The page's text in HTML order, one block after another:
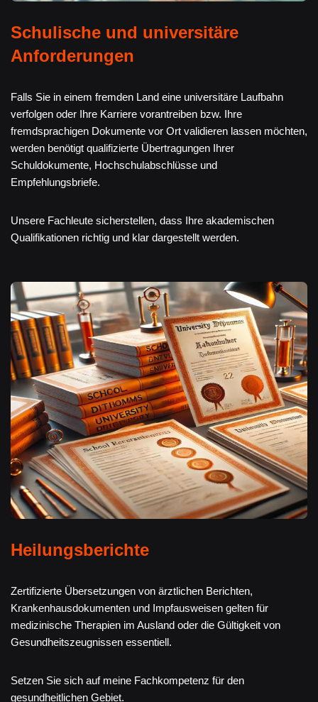
Schulische und universitäre
Anforderungen
Falls Sie in einem fremden Land eine universitäre Laufbahn
verfolgen oder Ihre Karriere vorantreiben bzw. Ihre
fremdsprachigen Dokumente vor Ort validieren lassen möchten,
werden benötigt qualifizierte Übertragungen Ihrer
Schuldokumente, Hochschulabschlüsse und
Empfehlungsbriefe.
Unsere Fachleute sicherstellen, dass Ihre akademischen
Qualifikationen richtig und klar dargestellt werden.
Heilungsberichte
Zertifizierte Übersetzungen von ärztlichen Berichten,
Krankenhausdokumenten und Impfausweisen gelten für
medizinische Therapien im Ausland oder die Gültigkeit von
Gesundheitszeugnissen essentiell.
Setzen Sie sich auf meine Fachkompetenz für den
gesundheitlichen Gebiet.